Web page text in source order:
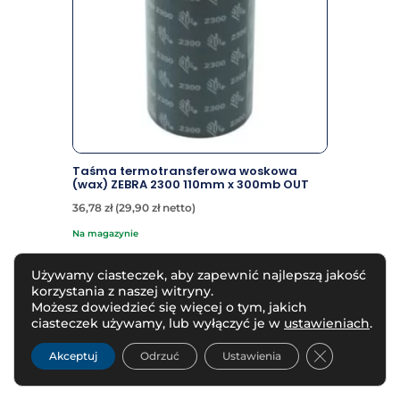
Taśma termotransferowa woskowa
(wax) ZEBRA 2300 110mm x 300mb OUT
36,78 zł (29,90 złnetto)
na magazynie
ZOBACZ PRODUKT
Używamy ciasteczek, aby zapewnić najlepszą jakość
korzystania z naszej witryny.
Możesz dowiedzieć się więcej o tym, jakich
ciasteczek używamy, lub wyłączyć je w ustawieniach.
Akceptuj Odrzuć Ustawienia Zamknij